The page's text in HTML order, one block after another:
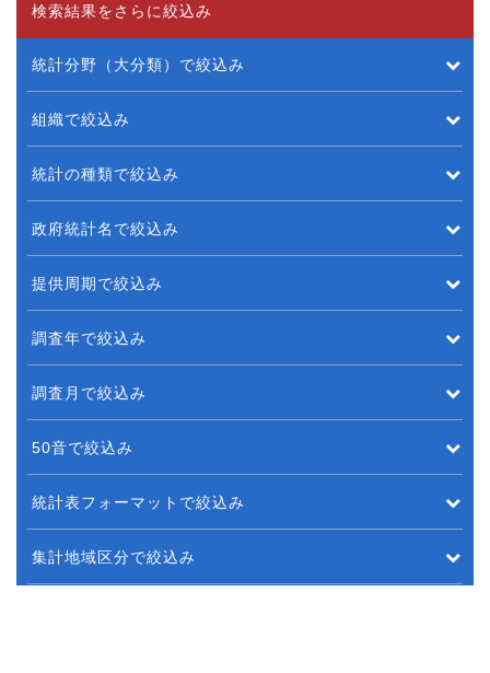
検索結果をさらに絞込み
統計分野（大分類）で絞込み
組織で絞込み
統計の種類で絞込み
政府統計名で絞込み
提供周期で絞込み
調査年で絞込み
調査月で絞込み
50音で絞込み
統計表フォーマットで絞込み
集計地域区分で絞込み